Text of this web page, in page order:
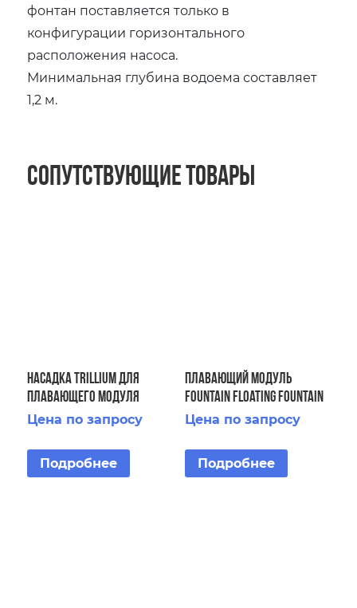
фонтан поставляется только в
конфигурации горизонтального
расположения насоса.
Минимальная глубина водоема составляет
1,2 м.
Сопутствующие товары
Насадка Trillium для
плавающего модуля
Floating Display Aerator 7
Цена по запросу
Подробнее
Плавающий модуль
Fountain Floating Fountain
Horizontal 3 HP
Цена по запросу
Подробнее